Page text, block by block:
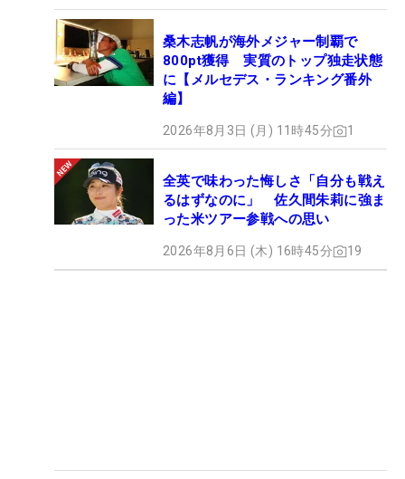
桑木志帆が海外メジャー制覇で
800pt獲得 実質のトップ独走状態
に【メルセデス・ランキング番外
編】
2026年8月3日 (月) 11時45分 1
全英で味わった悔しさ「自分も戦え
るはずなのに」 佐久間朱莉に強ま
った米ツアー参戦への思い
2026年8月6日 (木) 16時45分 19